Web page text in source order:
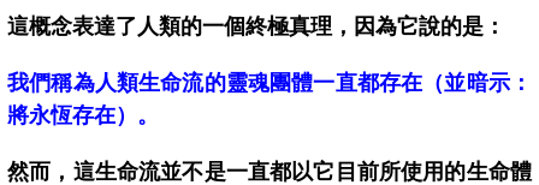
這概念表達了人類的一個終極真理，因為它說的是：
我們稱為人類生命流的靈魂團體一直都存在（並暗示：
將永恆存在）。
然而，這生命流並不是一直都以它目前所使用的生命體